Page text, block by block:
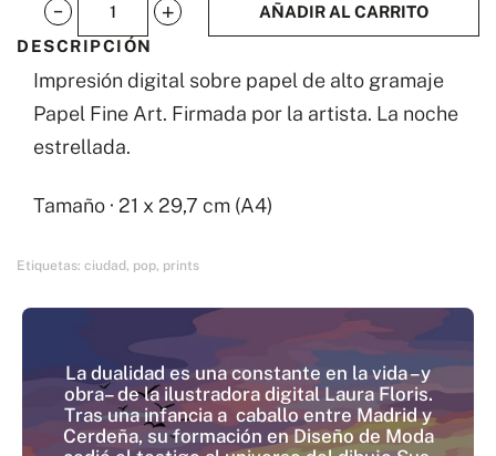
La
noche
estrellada
cantidad
AÑADIR AL CARRITO
DESCRIPCIÓN
Impresión digital sobre papel de alto gramaje
Papel Fine Art. Firmada por la artista. La noche
estrellada.
Tamaño · 21 x 29,7 cm (A4)
Etiquetas: ciudad , pop, prints
La dualidad es una constante en la vida –y
obra– de la ilustradora digital Laura Floris.
Tras una infancia a caballo entre Madrid y
Cerdeña, su formación en Diseño de Moda